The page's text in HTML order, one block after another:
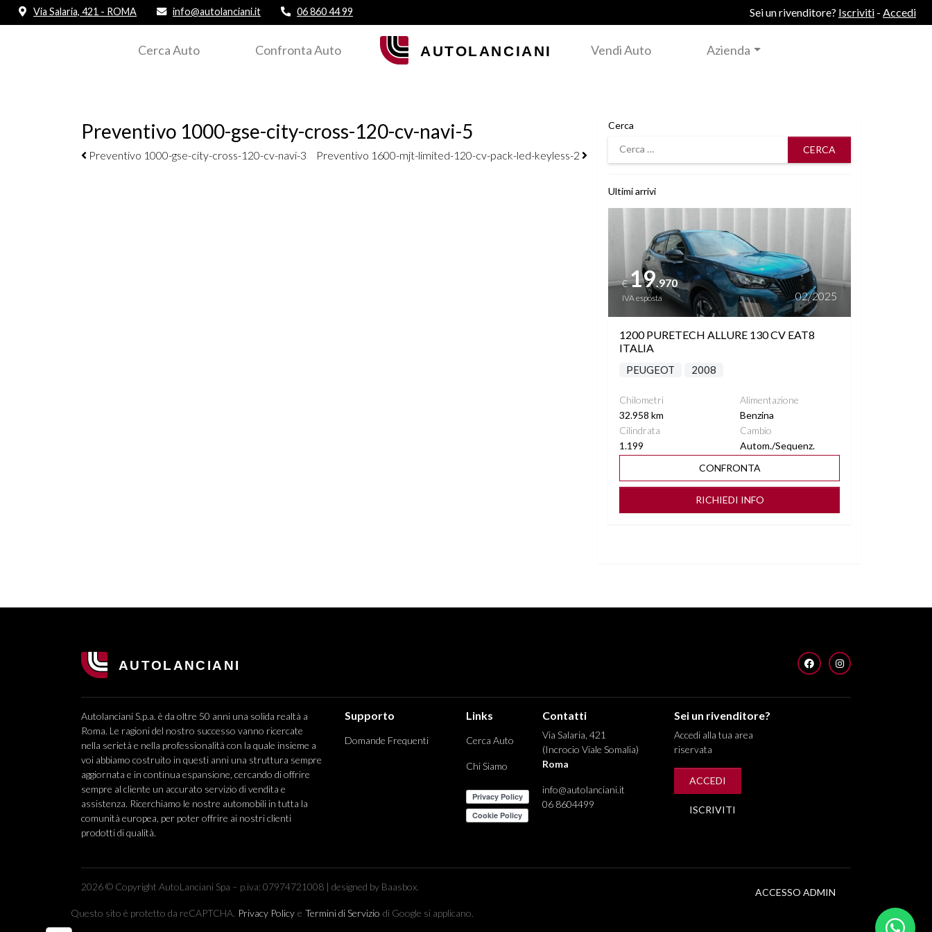
Via Salaria, 421 - ROMA info@autolanciani.it 06 860 44 99 Sei un rivenditore? Iscriviti - Accedi
Cerca Auto Confronta Auto Vendi Auto Azienda
Preventivo 1000-gse-city-cross-120-cv-navi-5
Navigazione elementi
Preventivo 1000-gse-city-cross-120-cv-navi-3 Preventivo 1600-mjt-limited-120-cv-pack-led-keyless-2
Cerca
Cerca
Ultimi arrivi
€19.970
IVA esposta 02/2025
1200 PURETECH ALLURE 130 CV EAT8
ITALIA
PEUGEOT 2008
Chilometri
32.958 km
Alimentazione
Benzina
Cilindrata
1.199
Cambio
Autom./Sequenz.
CONFRONTA
RICHIEDI INFO
FACEBOOKINSTAGRAM
Autolanciani S.p.a. è da oltre 50 anni una solida realtà a
Roma. Le ragioni del nostro successo vanno ricercate
nella serietà e nella professionalità con la quale insieme a
voi abbiamo costruito in questi anni una struttura sempre
aggiornata e in continua espansione, cercando di offrire
sempre al cliente un accurato servizio di vendita e
assistenza. Ricerchiamo le nostre automobili in tutta la
comunità europea, per poter offrire ai nostri clienti
prodotti di qualità.
Supporto
Domande Frequenti
Links
Cerca Auto
Chi Siamo
Contatti
Via Salaria, 421
(Incrocio Viale Somalia)
Roma
info@autolanciani.it
06 8604499
Sei un rivenditore?
Accedi alla tua area
riservata
ACCEDI
ISCRIVITI
2026 © Copyright AutoLanciani Spa – p.iva: 07974721008 | designed by Baasbox.
ACCESSO ADMIN
Questo sito è protetto da reCAPTCHA. Privacy Policy e Termini di Servizio di Google si applicano.